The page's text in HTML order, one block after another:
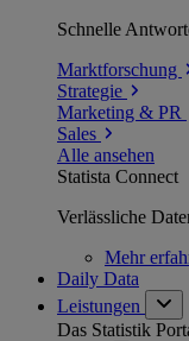
Schnelle
Marktforschung
Strategie
Marketing & PR
Sales
Alle ansehen
Statista Connect
Verlässliche
Mehr
Daily Data
Leistungen
Das Statistik